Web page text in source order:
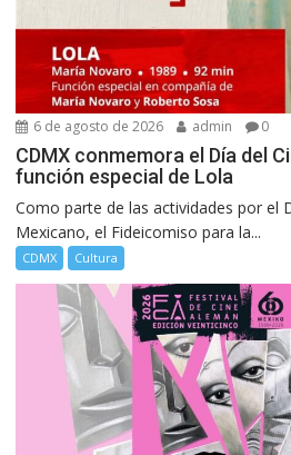
6 de agosto de 2026 admin 0
CDMX conmemora el Día del
función especial de Lola
Como parte de las actividades por el
Mexicano, el Fideicomiso para la...
CDMX Cultura